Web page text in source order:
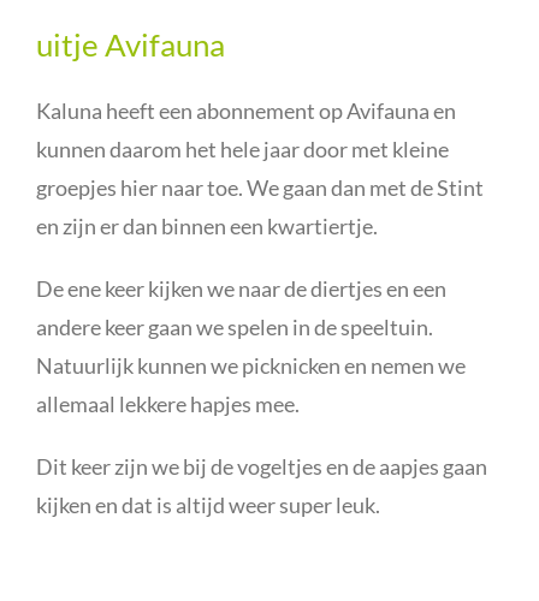
uitje Avifauna
Kaluna heeft een abonnement op Avifauna en
kunnen daarom het hele jaar door met kleine
groepjes hier naar toe. We gaan dan met de Stint
en zijn er dan binnen een kwartiertje.
De ene keer kijken we naar de diertjes en een
andere keer gaan we spelen in de speeltuin.
Natuurlijk kunnen we picknicken en nemen we
allemaal lekkere hapjes mee.
Dit keer zijn we bij de vogeltjes en de aapjes gaan
kijken en dat is altijd weer super leuk.